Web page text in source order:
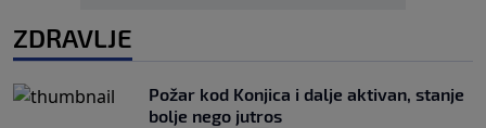
ZDRAVLJE
Požar kod Konjica i dalje aktivan, stanje
bolje nego jutros